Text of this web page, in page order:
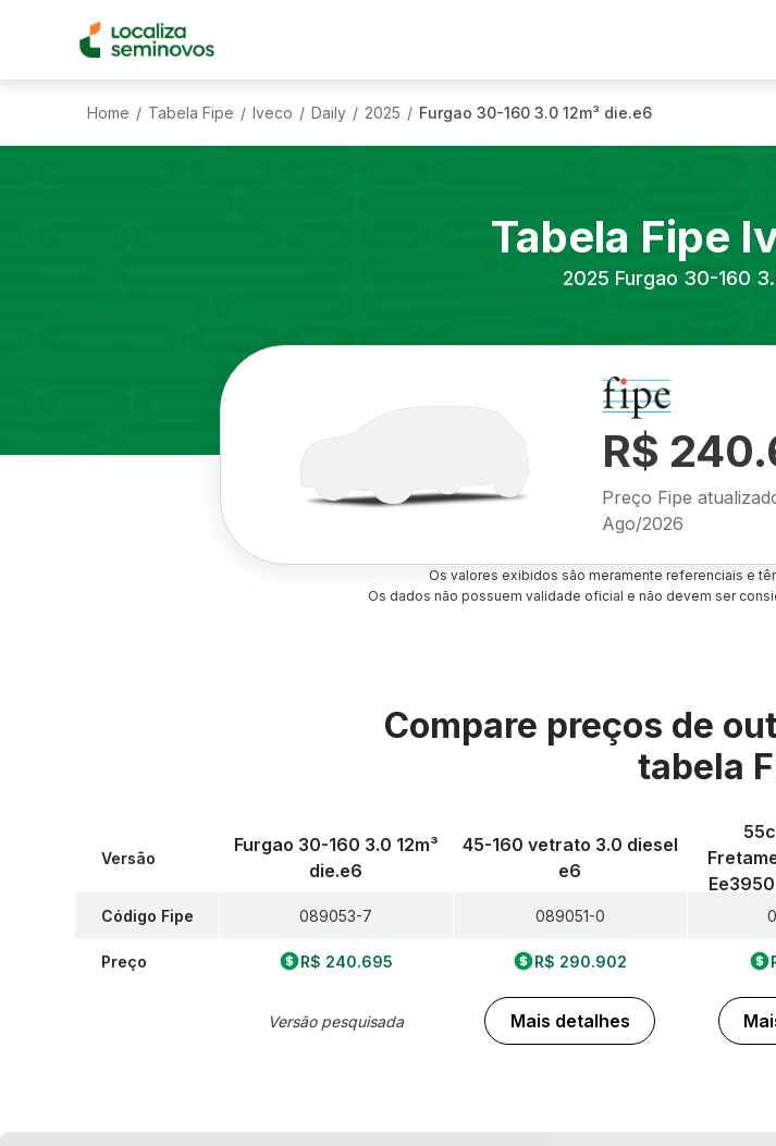
Home / Tabela Fipe / Iveco / Daily / 2025 / Furgao 30-160 3.0 12m³ die.e6
Tabela Fipe
2025 Furgao 30-160
R$
Preço Fipe
Ago/2026
Os valores exibidos são meramente referenciais e
Os dados não possuem validade oficial e não devem ser
Compare preços de
tabela
Versão
Código Fipe
Preço
Furgao 30-160 3.0 12m³
die.e6
089053-7
R$ 240.695
Versão pesquisada
45-160 vetrato 3.0 diesel
e6
089051-0
R$ 290.902
Mais detalhes